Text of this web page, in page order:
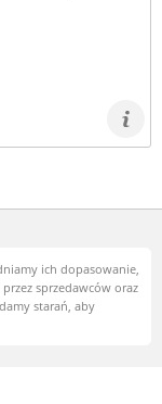
ich dopasowanie,
sprzedawców oraz
starań, aby